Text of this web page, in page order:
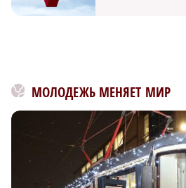
МОЛОДЕЖЬ МЕНЯЕТ МИР